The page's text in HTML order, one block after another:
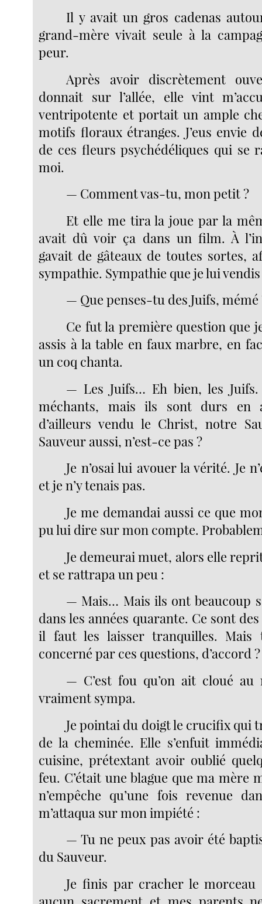
Il y avait un gros cadenas
grand-mère vivait seule à la
peur.
Après avoir discrètement
donnait sur l’allée, elle vint
ventripotente et portait un ample
motifs floraux étranges. J’eus envie
de ces fleurs psychédéliques qui se
moi.
— Comment vas-tu, mon petit ?
Et elle me tira la joue par la
avait dû voir ça dans un film. À
gavait de gâteaux de toutes sortes,
sympathie. Sympathie que je lui
— Que penses-tu des Juifs, mémé
Ce fut la première question que
assis à la table en faux marbre, en
un coq chanta.
— Les Juifs… Eh bien, les
méchants, mais ils sont durs en
d’ailleurs vendu le Christ, notre
Sauveur aussi, n’est-ce pas ?
Je n’osai lui avouer la vérité. Je
et je n’y tenais pas.
Je me demandai aussi ce que
pu lui dire sur mon compte.
Je demeurai muet, alors elle
et se rattrapa un peu :
— Mais… Mais ils ont beaucoup
dans les années quarante. Ce sont
il faut les laisser tranquilles. Mais
concerné par ces questions, d’accord ?
— C’est fou qu’on ait cloué
vraiment sympa.
Je pointai du doigt le crucifix qui
de la cheminée. Elle s’enfuit
cuisine, prétextant avoir oublié
feu. C’était une blague que ma mère
n’empêche qu’une fois revenue
m’attaqua sur mon impiété :
— Tu ne peux pas avoir été
du Sauveur.
Je finis par cracher le morceau